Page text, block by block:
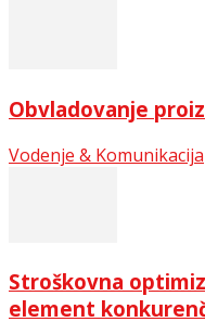
Obvladovanje
Vodenje & Komunikacija
Stroškovna
element